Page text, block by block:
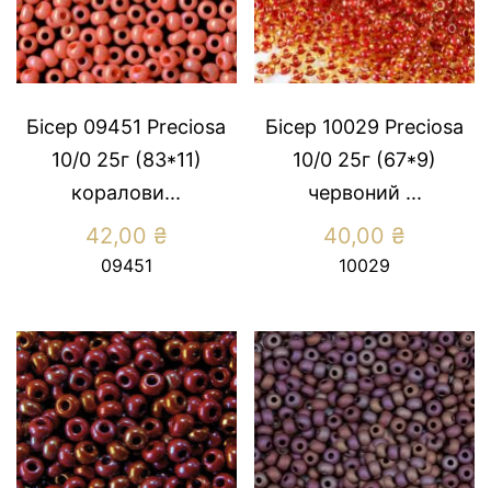
Бісер 09451 Preсiosa
10/0 25г (83*11)
коралови...
42,00 ₴
09451
Бісер 10029 Preсiosa
10/0 25г (67*9)
червоний ...
40,00 ₴
10029